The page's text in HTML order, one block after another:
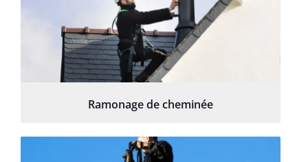
Ramonage de cheminée